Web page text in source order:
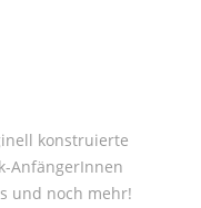
konstruierte
AnfängerInnen
und noch mehr!